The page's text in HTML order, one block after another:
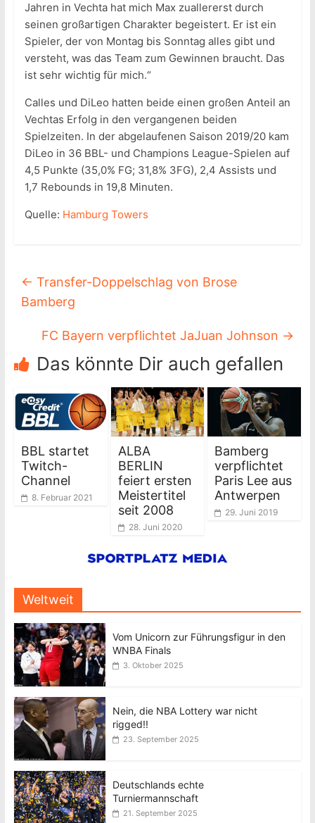
Jahren in Vechta hat mich Max zuallererst durch
seinen großartigen Charakter begeistert. Er ist ein
Spieler, der von Montag bis Sonntag alles gibt und
versteht, was das Team zum Gewinnen braucht. Das
ist sehr wichtig für mich.“
Calles und DiLeo hatten beide einen großen Anteil an
Vechtas Erfolg in den vergangenen beiden
Spielzeiten. In der abgelaufenen Saison 2019/20 kam
DiLeo in 36 BBL- und Champions League-Spielen auf
4,5 Punkte (35,0% FG; 31,8% 3FG), 2,4 Assists und
1,7 Rebounds in 19,8 Minuten.
Quelle: Hamburg Towers
← Transfer-Doppelschlag von Brose
Bamberg
FC Bayern verpflichtet JaJuan Johnson →
Das könnte Dir auch gefallen
BBL startet
Twitch-
Channel
8. Februar 2021
ALBA
BERLIN
feiert ersten
Meistertitel
seit 2008
28. Juni 2020
Bamberg
verpflichtet
Paris Lee aus
Antwerpen
29. Juni 2019
Weltweit
Vom Unicorn zur Führungsfigur in den
WNBA Finals
3. Oktober 2025
Nein, die NBA Lottery war nicht
rigged!!
23. September 2025
Deutschlands echte
Turniermannschaft
21. September 2025